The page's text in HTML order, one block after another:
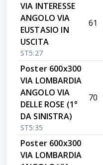
VIA INTERESSE
ANGOLO VIA
EUSTASIO IN
USCITA
ST5:27
61
Poster 600x300
VIA LOMBARDIA
ANGOLO VIA
DELLE ROSE (1°
DA SINISTRA)
ST5:35
70
Poster 600x300
VIA LOMBARDIA